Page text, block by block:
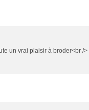
un vrai plaisir à broder<br />